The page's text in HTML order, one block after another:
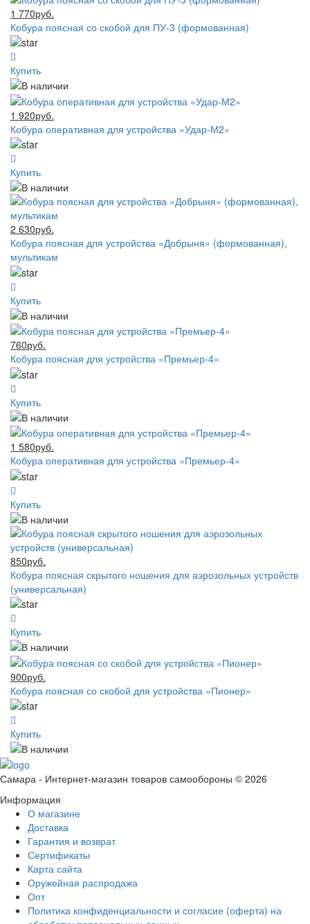
1 770руб.
Кобура поясная со скобой для ПУ-3 (формованная)
Купить
1 920руб.
Кобура оперативная для устройства «Удар-М2»
Купить
2 630руб.
Кобура поясная для устройства «Добрыня» (формованная),
мультикам
Купить
760руб.
Кобура поясная для устройства «Премьер-4»
Купить
1 580руб.
Кобура оперативная для устройства «Премьер-4»
Купить
850руб.
Кобура поясная скрытого ношения для аэрозольных устройств
(универсальная)
Купить
900руб.
Кобура поясная со скобой для устройства «Пионер»
Купить
Самара - Интернет-магазин товаров самообороны © 2026
Информация
О магазине
Доставка
Гарантия и возврат
Сертификаты
Карта сайта
Оружейная распродажа
Опт
Политика конфиденциальности и согласие (оферта) на